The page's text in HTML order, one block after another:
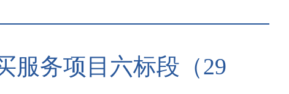
服务项目六标段（29